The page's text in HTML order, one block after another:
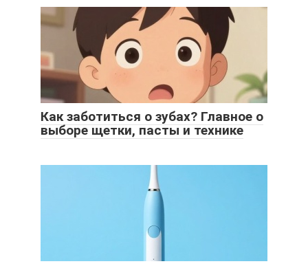
Как заботиться о зубах? Главное о
выборе щетки, пасты и технике